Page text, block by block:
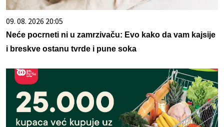
09. 08. 2026 20:05
Neće pocrneti ni u zamrzivaču: Evo kako da vam kajsije
i breskve ostanu tvrde i pune soka